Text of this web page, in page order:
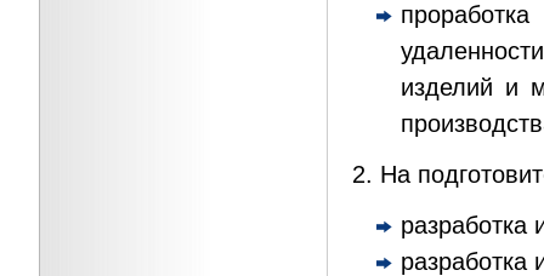
изделий и
2. На
разработка
разработка